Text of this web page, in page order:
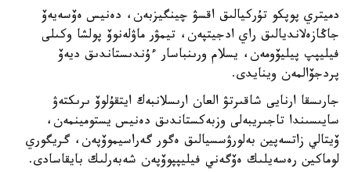
دميتري پوپكو تۇركيالىق اقسۋ چينگيزبەن، دەنيس ەۆسەيەۆ
جاڭازەلانديالىق راي ادجيتپەن، تيمۋر ماۋلەنوۆ پولشا وكىلى
فيليپپ پيليۆومەن، يسلام ورىنباسار ءۇندىستاندىق ديەۆ
پردجۆالمەن وينايدى.
جارىسقا ارنايى شاقىرتۋ العان ارىسلانبەك ايتقۇلوۆ ىرىكتەۋ
سايىسىندا تاجىريبەلى وزبەكستاندىق دەنيس يستومينمەن،
ۆيتالي زاتسەپين بەلورۋسسيالىق ەگور گەراسيموۆپەن، گريگوري
لوماكين رەسەيلىك ەۆگەني فيليپپوۆپەن شەبەرلىك بايقاسادى.